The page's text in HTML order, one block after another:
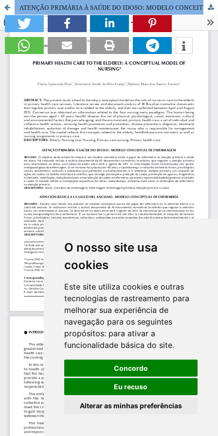
O nosso site usa
cookies
Este site utiliza cookies e outras
tecnologias de rastreamento para
melhorar sua experiência de
navegação para os seguintes
propósitos: para ativar a
funcionalidade básica do site.
Concordo
Eu recuso
Alterar as minhas preferências
ATENÇÃO PRIMÁRIA À SAÚDE DO IDOSO: MODELO CONCEITUAL DE ENFERMAGEM